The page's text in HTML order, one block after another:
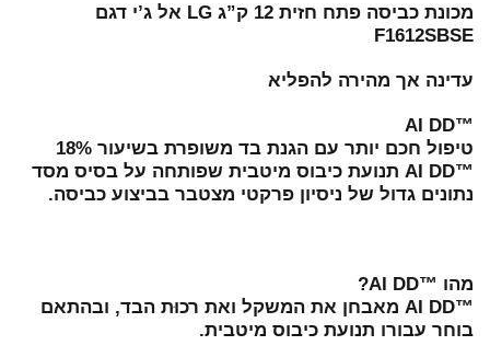
מכונת כביסה פתח חזית 12 ק”ג LG אל ג’י דגם
F1612SBSE
עדינה אך מהירה להפליא
™AI DD
טיפול חכם יותר עם הגנת בד משופרת בשיעור 18%
™AI DD תנועת כיבוס מיטבית שפותחה על בסיס מסד
נתונים גדול של ניסיון פרקטי מצטבר בביצוע כביסה.
מהו ™AI DD?
™AI DD מאבחן את המשקל ואת רכוּת הבד, ובהתאם
בוחר עבורו תנועת כיבוס מיטבית.